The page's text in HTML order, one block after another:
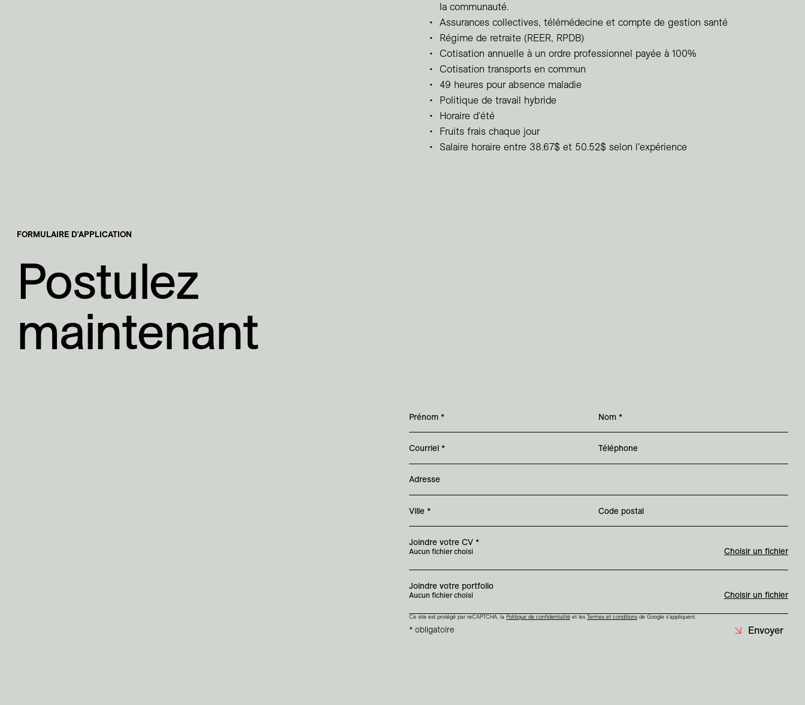
la communauté.
Assurances collectives, télémédecine et compte de gestion santé
Régime de retraite (REER, RPDB)
Cotisation annuelle à un ordre professionnel payée à 100%
Cotisation transports en commun
49 heures pour absence maladie
Politique de travail hybride
Horaire d'été
Fruits frais chaque jour
Salaire horaire entre 38.67$ et 50.52$ selon l'expérience
FORMULAIRE D'APPLICATION
Postulez
maintenant
Prénom * Nom*
Courriel * Téléphone
Adresse
Ville * Code postal
Joindre votre CV *
Aucun fichier choisi Choisir un fichier
Joindre votre portfolio
Aucun fichier choisi Choisir un fichier
Ce site est protégé par reCAPTCHA, la Politique de confidentialitéet les Termes et conditionsde Google s'appliquent.
* obligatoire Envoyer